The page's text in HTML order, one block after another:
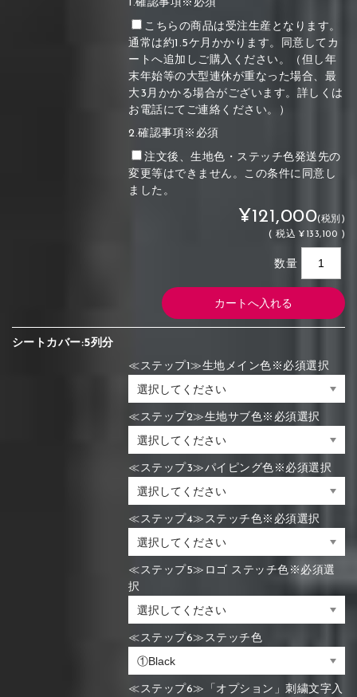
1.確認事項※必須
こちらの商品は受注生産となります。
通常は約1.5ケ月かかります。同意してカ
ートへ追加しご購入ください。（但し年
末年始等の大型連休が重なった場合、最
大3月かかる場合がございます。詳しくは
お電話にてご連絡ください。）
2.確認事項※必須
注文後、生地色・ステッチ色発送先の
変更等はできません。この条件に同意し
ました。
¥121,000(税別)
(税込 ¥133,100 )
数量
シートカバー:5列分
≪ステップ1≫生地メイン色※必須選択
≪ステップ2≫生地サブ色※必須選択
≪ステップ3≫パイピング色※必須選択
≪ステップ4≫ステッチ色※必須選択
≪ステップ5≫ロゴ ステッチ色※必須選
択
≪ステップ6≫ステッチ色
≪ステップ6≫「オプション」刺繍文字入